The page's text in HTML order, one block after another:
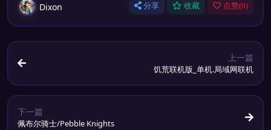
Dixon 分享 收藏 点赞(0)
上一篇
饥荒联机版_单机.局域网联机
下一篇
佩布尔骑士/Pebble Knights